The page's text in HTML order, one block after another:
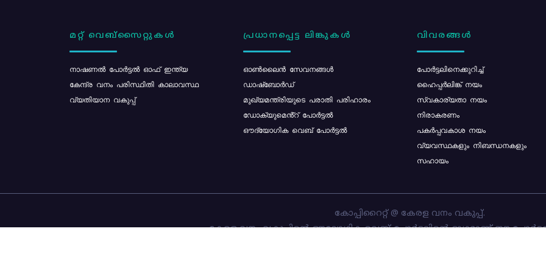
മറ്റ് വെബ്സൈറ്റുകൾ
നാഷണൽ പോർട്ടൽ ഓഫ് ഇന്ത്യ
കേന്ദ്ര വനം പരിസ്ഥിതി കാലാവസ്ഥ
വ്യതിയാന വകുപ്പ്
പ്രധാനപ്പെട്ട ലിങ്കുകൾ
ഓൺലൈൻ സേവനങ്ങൾ
ഡാഷ്ബോർഡ്
മുഖ്യമന്ത്രിയുടെ പരാതി പരിഹാരം
ഡോക്യുമെൻ്റ് പോർട്ടൽ
ഔദ്യോഗിക വെബ് പോർട്ടൽ
വിവരങ്ങൾ
പോര്‍ട്ടലിനെക്കുറിച്ച്
ഹൈപ്പർലിങ്ക് നയം
സ്വകാര്യതാ നയം
നിരാകരണം
പകർപ്പവകാശ നയം
വ്യവസ്ഥകളും നിബന്ധനകളും
സഹായം
കോപ്പിറൈറ്റ് @ കേരള വനം വകുപ്പ്.
കേരള വനം വകുപ്പിന്റെ ഔദ്യോഗിക വെബ്-പോർട്ടലിന്റെ ഭാഗമാണ് ഈ